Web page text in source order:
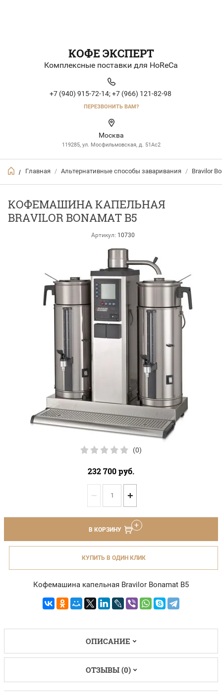
КОФЕ ЭКСПЕРТ
Комплексные поставки для HoReCa
+7 (940) 915-72-14; +7 (966) 121-82-98
ПЕРЕЗВОНИТЬ ВАМ?
Москва
119285, ул. Мосфильмовская, д. 51Ac2
/ Главная / Альтернативные способы заваривания / Bravilor
КОФЕМАШИНА КАПЕЛЬНАЯ
BRAVILOR BONAMAT B5
Артикул: 10730
(0)
232 700руб.
− +
В КОРЗИНУ
КУПИТЬ В ОДИН КЛИК
Кофемашина капельная Bravilor Bonamat B5
ОПИСАНИЕ
ОТЗЫВЫ (0)